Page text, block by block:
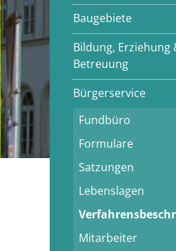
Baugebiete
Bildung, Erziehung
Betreuung
Bürgerservice
Fundbüro
Formulare
Satzungen
Lebenslagen
Mitarbeiter